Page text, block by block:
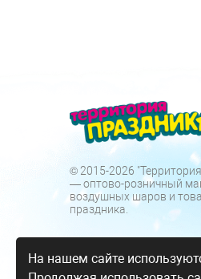
© 2015-2026
— оптово-розничный
воздушных шаров и
праздника.
На нашем сайте